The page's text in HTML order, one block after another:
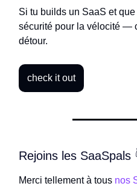
Si tu builds un SaaS et
sécurité pour la vélocité —
détour.
check it out
Rejoins les SaaSpals
Merci tellement à tous nos